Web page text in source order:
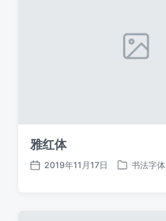
雅红体
发
2019年11月17日
发
书法字体